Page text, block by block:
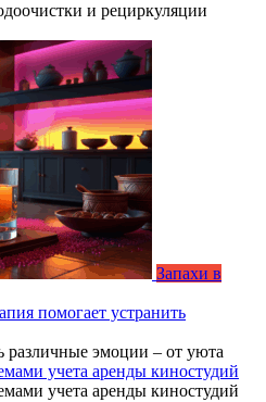
и рециркуляции
Запахи в
помогает устранить
различные эмоции – от уюта
учета аренды киностудий
учета аренды киностудий